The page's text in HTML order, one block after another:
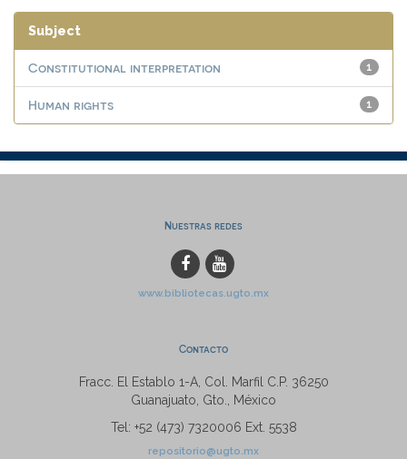
Subject
1
Constitutional interpretation
1
Human rights
Nuestras redes
www.bibliotecas.ugto.mx
Contacto
Fracc. El Establo 1-A, Col. Marfil C.P. 36250
Guanajuato, Gto., México
Tel: +52 (473) 7320006 Ext. 5538
repositorio@ugto.mx